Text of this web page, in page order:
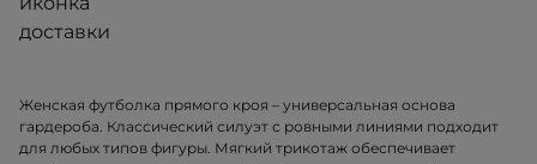
Женская футболка прямого кроя – универсальная основа
гардероба. Классический силуэт с ровными линиями подходит
для любых типов фигуры. Мягкий трикотаж обеспечивает